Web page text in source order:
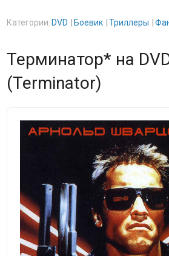
Категории: DVD Боевик Триллеры
Терминатор* на
(Terminator)